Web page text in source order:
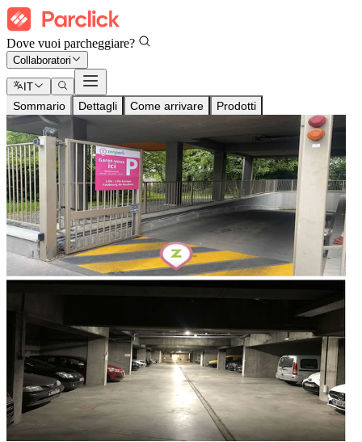
Dove vuoi parcheggiare?
Collaboratori
IT
Sommario Dettagli Come arrivare Prodotti